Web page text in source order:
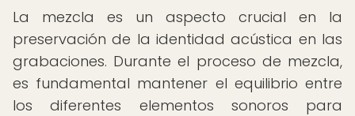
La mezcla es un aspecto crucial en la
preservación de la identidad acústica en las
grabaciones. Durante el proceso de mezcla,
es fundamental mantener el equilibrio entre
los diferentes elementos sonoros para